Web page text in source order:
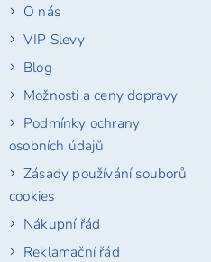
O nás
VIP Slevy
Blog
Možnosti a ceny dopravy
Podmínky ochrany
osobních údajů
Zásady používání souborů
cookies
Nákupní řád
Reklamační řád